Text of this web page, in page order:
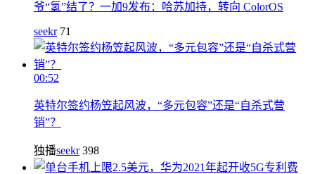
爷“氢”结了？一加9发布：哈苏加持，转向 ColorOS
seekr 71
00:52
英特尔签约杨笠起风波，“多元包容”还是“自杀式营
销”？
独播seekr 398